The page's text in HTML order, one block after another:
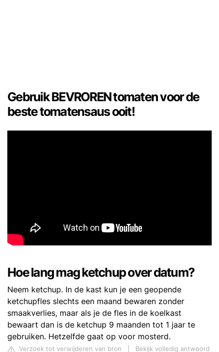
Gebruik BEVROREN tomaten voor de
beste tomatensaus ooit!
Hoe lang mag ketchup over datum?
Neem ketchup. In de kast kun je een geopende
ketchupfles slechts een maand bewaren zonder
smaakverlies, maar als je de fles in de koelkast
bewaart dan is de ketchup 9 maanden tot 1 jaar te
gebruiken. Hetzelfde gaat op voor mosterd.
Verzoek tot verwijderen van bron Bekijk volledig antwoord